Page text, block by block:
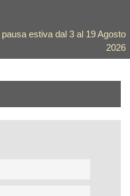
estiva dal 3 al 19 Agosto
2026